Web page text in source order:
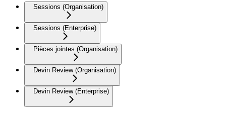
Sessions (Organisation)
Sessions (Enterprise)
Pièces jointes (Organisation)
Devin Review (Organisation)
Devin Review (Enterprise)